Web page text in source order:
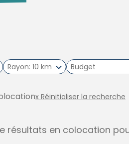
Rayon 10 km
x Réinitialiser la recherche
résultats en colocation